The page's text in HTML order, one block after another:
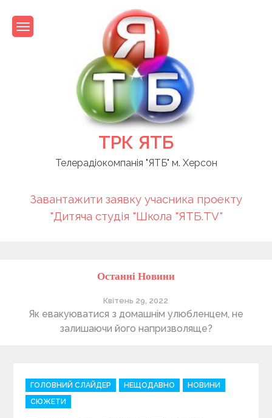
content
ТРК ЯТБ
Телерадіокомпанія "ЯТБ" м. Херсон
Завантажити заявку учасника проекту
"Дитяча студія "Школа "ЯТБ.TV"
Останні Новини
Квітень 29, 2022
Як евакуюватися з домашнім улюбленцем, не
залишаючи його напризволяще?
C
a
t
ГОЛОВНИЙ СЛАЙДЕР НЕЩОДАВНО
НОВИНИ
СЮЖЕТИ